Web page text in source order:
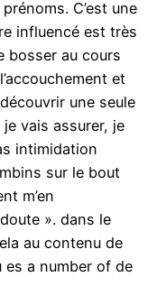
C’est une
influencé est très
bosser au cours
et
une seule
je vais assurer, je
intimidation
sur le bout
m’en
». dans le
au contenu de
es a number of de